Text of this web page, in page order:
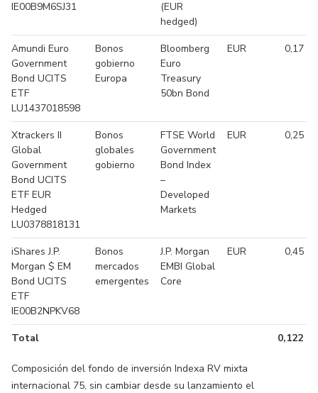
IE00B9M6SJ31
(EUR
hedged)
Amundi Euro
Government
Bond UCITS
ETF
LU1437018598
Bonos
gobierno
Europa
Bloomberg
Euro
Treasury
50bn Bond
EUR 0,17 %
Xtrackers II
Global
Government
Bond UCITS
ETF EUR
Hedged
LU0378818131
Bonos
globales
gobierno
FTSE World
Government
Bond Index
–
Developed
Markets
EUR 0,25 %
iShares J.P.
Morgan $ EM
Bond UCITS
ETF
IE00B2NPKV68
Bonos
mercados
emergentes
J.P. Morgan
EMBI Global
Core
EUR 0,45 %
Total 0,122 %
Composición del fondo de inversión Indexa RV mixta
internacional 75, sin cambiar desde su lanzamiento el